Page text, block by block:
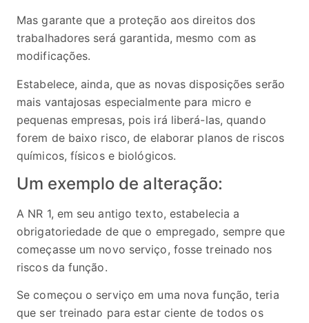
Mas garante que a proteção aos direitos dos
trabalhadores será garantida, mesmo com as
modificações.
Estabelece, ainda, que as novas disposições serão
mais vantajosas especialmente para micro e
pequenas empresas, pois irá liberá-las, quando
forem de baixo risco, de elaborar planos de riscos
químicos, físicos e biológicos.
Um exemplo de alteração:
A NR 1, em seu antigo texto, estabelecia a
obrigatoriedade de que o empregado, sempre que
começasse um novo serviço, fosse treinado nos
riscos da função.
Se começou o serviço em uma nova função, teria
que ser treinado para estar ciente de todos os